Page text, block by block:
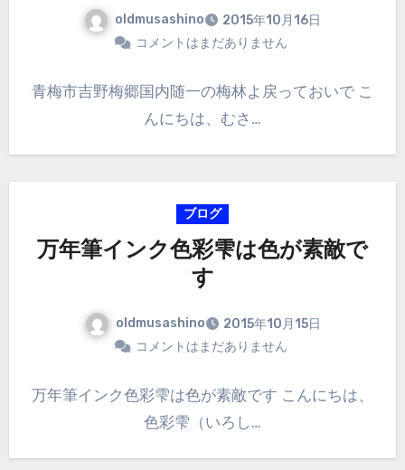
oldmusashino
2015年10月16日
コメントはまだありません
青梅市吉野梅郷国内随一の梅林よ戻っておいで こ
んにちは、むさ…
ブログ
万年筆インク色彩雫は色が素敵で
す
oldmusashino
2015年10月15日
コメントはまだありません
万年筆インク色彩雫は色が素敵です こんにちは、
色彩雫（いろし…